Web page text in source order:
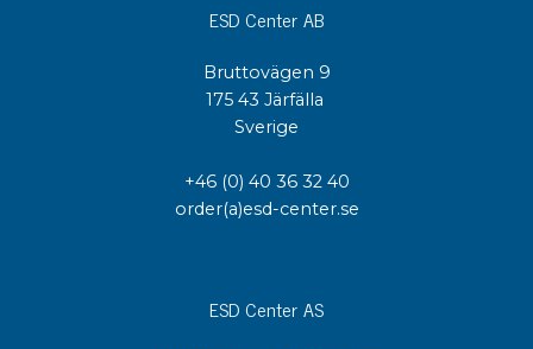
ESD Center AB
Bruttovägen 9
175 43 Järfälla
Sverige
+46 (0) 40 36 32 40
order(a)esd-center.se
ESD Center AS